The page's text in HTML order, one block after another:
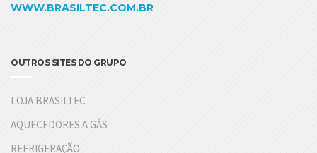
WWW.BRASILTEC.COM.BR
OUTROS SITES DO GRUPO
LOJA BRASILTEC
AQUECEDORES A GÁS
REFRIGERAÇÃO